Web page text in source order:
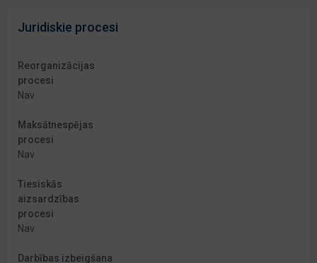
Juridiskie procesi
Reorganizācijas
procesi
Nav
Maksātnespējas
procesi
Nav
Tiesiskās
aizsardzības
procesi
Nav
Darbības izbeigšana